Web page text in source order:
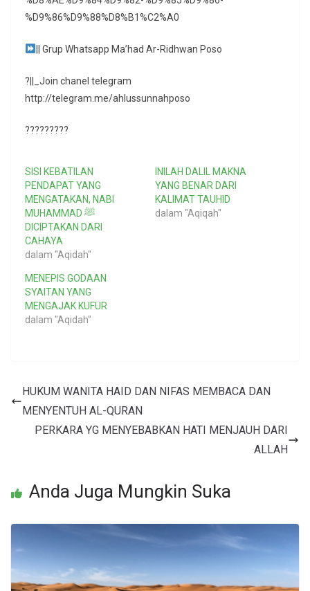
%D9%86%D9%88%D8%B1%C2%A0
|| Grup Whatsapp Ma’had Ar-Ridhwan Poso
?||_Join chanel telegram
http://telegram.me/ahlussunnahposo
?????????
SISI KEBATILAN
PENDAPAT YANG
MENGATAKAN, NABI
MUHAMMAD ﷺ
DICIPTAKAN DARI
CAHAYA
dalam "Aqidah"
INILAH DALIL MAKNA
YANG BENAR DARI
KALIMAT TAUHID
dalam "Aqiqah"
MENEPIS GODAAN
SYAITAN YANG
MENGAJAK KUFUR
dalam "Aqidah"
HUKUM WANITA HAID DAN NIFAS MEMBACA DAN
MENYENTUH AL-QURAN
PERKARA YG MENYEBABKAN HATI MENJAUH DARI
ALLAH
Anda Juga Mungkin Suka